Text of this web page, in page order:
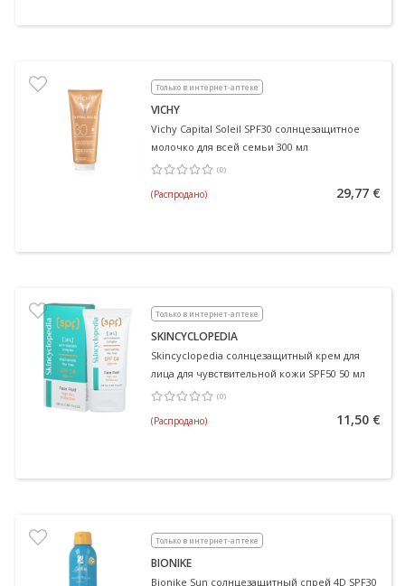
Только в интернет-аптеке
VICHY
Vichy Capital Soleil SPF30 солнцезащитное
молочко для всей семьи 300 мл
(0)
Средняя оценка 0.00
(Распродано) 29,77 €
Только в интернет-аптеке
SKINCYCLOPEDIA
Skincyclopedia солнцезащитный крем для
лица для чувствительной кожи SPF50 50 мл
(0)
Средняя оценка 0.00
(Распродано) 11,50 €
Только в интернет-аптеке
BIONIKE
Bionike Sun солнцезащитный спрей 4D SPF30